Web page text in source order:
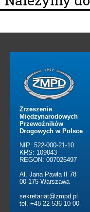
Zrzeszenie
Międzynarodowych
Przewoźników
Drogowych w Polsce
NIP: 522-000-21-10
KRS: 109043
REGON: 007026497
Al. Jana Pawła II 78
00-175 Warszawa
sekretariat@zmpd.pl
tel. +48 22 536 10 00